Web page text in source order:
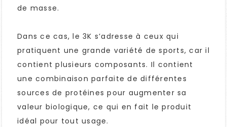
de masse.
Dans ce cas, le 3K s’adresse à ceux qui
pratiquent une grande variété de sports, car il
contient plusieurs composants. Il contient
une combinaison parfaite de différentes
sources de protéines pour augmenter sa
valeur biologique, ce qui en fait le produit
idéal pour tout usage.